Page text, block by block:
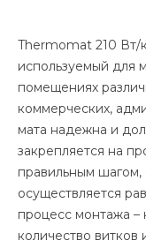
Thermomat 210 Вт/
используемый для
помещениях
коммерческих,
мата надежна и
закрепляется на
правильным шагом,
осуществляется
процесс монтажа –
количество